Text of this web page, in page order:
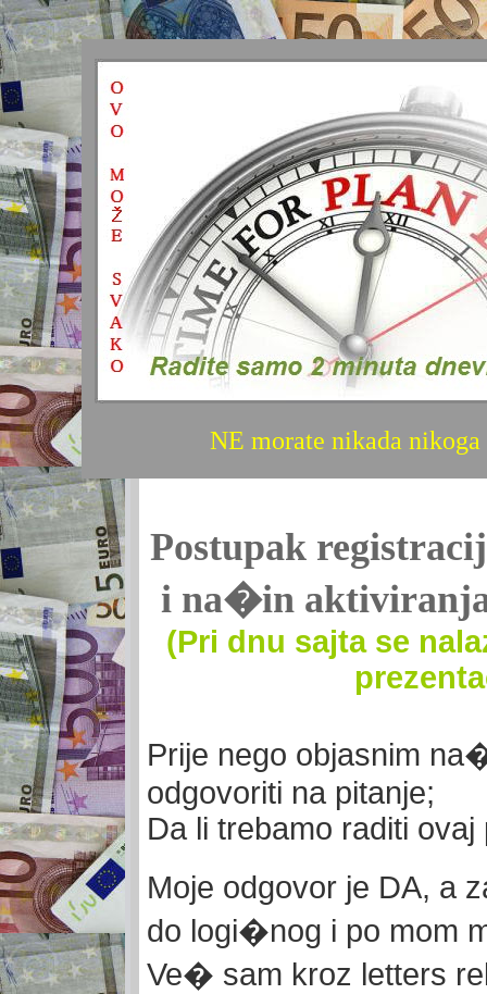
NE morate nikada
Postupak
i na�in aktiviranja
(Pri dnu sajta se
Prije nego objasnim
odgovoriti na pitanje;
Da li trebamo raditi ovaj
Moje odgovor je DA, a
do logi�nog i po mom
Ve� sam kroz letters